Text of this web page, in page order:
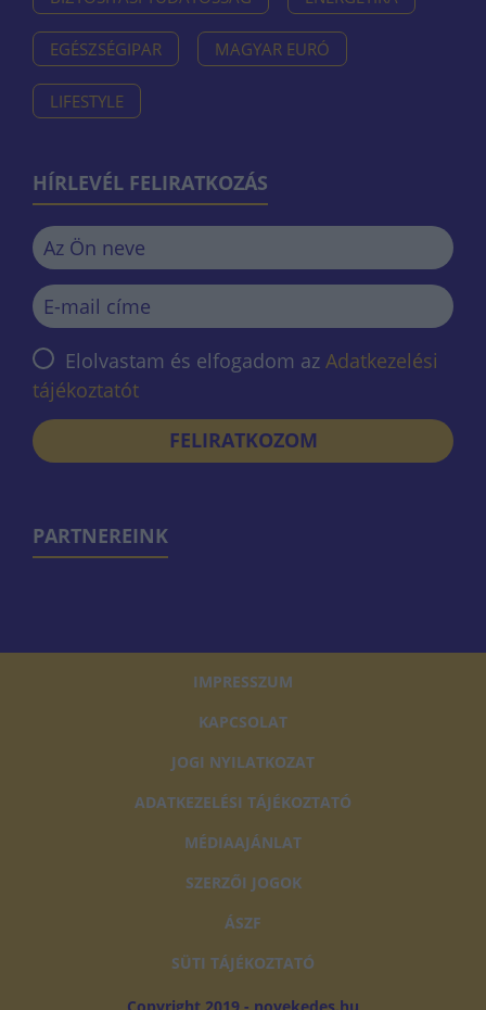
EGÉSZSÉGIPAR MAGYAR EURÓ
LIFESTYLE
HÍRLEVÉL FELIRATKOZÁS
Elolvastam és elfogadom az Adatkezelési
tájékoztatót
FELIRATKOZOM
PARTNEREINK
IMPRESSZUM
KAPCSOLAT
JOGI NYILATKOZAT
ADATKEZELÉSI TÁJÉKOZTATÓ
MÉDIAAJÁNLAT
SZERZŐI JOGOK
ÁSZF
SÜTI TÁJÉKOZTATÓ
Copyright 2019 - novekedes.hu